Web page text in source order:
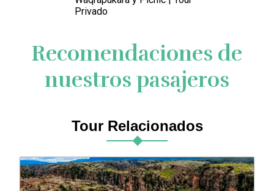
Privado
Recomendaciones de
nuestros pasajeros
Tour Relacionados